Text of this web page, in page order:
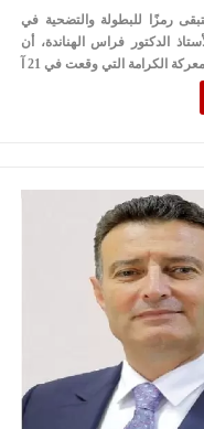
رمزًا للبطولة والتضحية في
الدكتور فراس الهناندة، أن